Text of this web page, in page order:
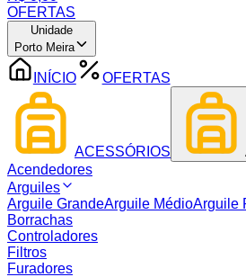
OFERTAS
Unidade
Porto Meira
INÍCIO OFERTAS
ACESSÓRIOS
Acendedores
Arguiles
Arguile GrandeArguile MédioArguile
Borrachas
Controladores
Filtros
Furadores